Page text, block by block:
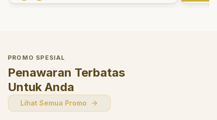
PROMO SPESIAL
Penawaran Terbatas
Untuk Anda
Lihat Semua Promo